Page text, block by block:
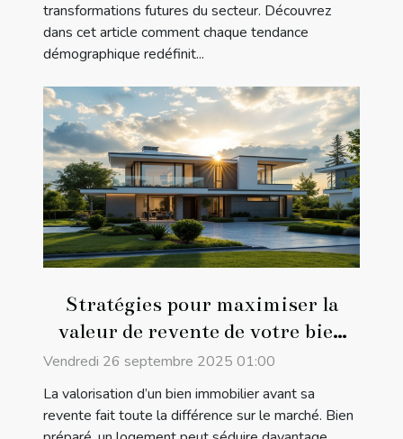
transformations futures du secteur. Découvrez
dans cet article comment chaque tendance
démographique redéfinit...
Stratégies pour maximiser la
valeur de revente de votre bien
immobilier
Vendredi 26 septembre 2025 01:00
La valorisation d’un bien immobilier avant sa
revente fait toute la différence sur le marché. Bien